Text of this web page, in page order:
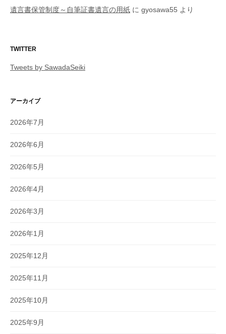
遺言書保管制度～自筆証書遺言の用紙 に gyosawa55 より
TWITTER
Tweets by SawadaSeiki
アーカイブ
2026年7月
2026年6月
2026年5月
2026年4月
2026年3月
2026年1月
2025年12月
2025年11月
2025年10月
2025年9月